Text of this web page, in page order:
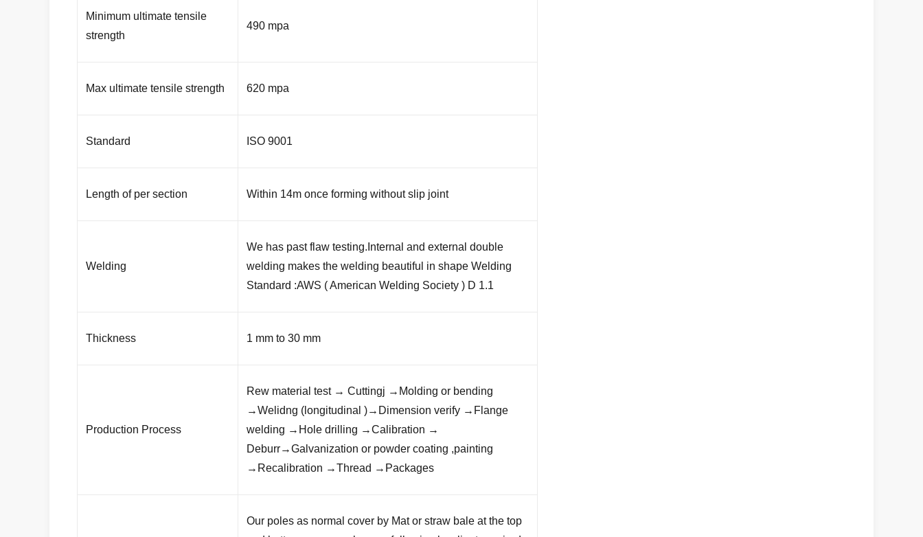
Minimum ultimate tensile
strength
490 mpa
Max ultimate tensile strength 620 mpa
Standard ISO 9001
Length of per section Within 14m once forming without slip joint
Welding
We has past flaw testing.Internal and external double
welding makes the welding beautiful in shape Welding
Standard :AWS ( American Welding Society ) D 1.1
Thickness 1 mm to 30 mm
Production Process
Rew material test → Cuttingj →Molding or bending
→Welidng (longitudinal )→Dimension verify →Flange
welding →Hole drilling →Calibration →
Deburr→Galvanization or powder coating ,painting
→Recalibration →Thread →Packages
Our poles as normal cover by Mat or straw bale at the top